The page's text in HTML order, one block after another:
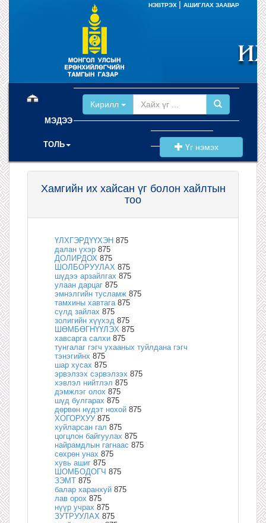
НЭВТРЭХ АШИГЛАХ ЗААВАР
МЭДЭЭ
ТОЛЬ
Кирилл
Үг нэмэх
Хамгийн их хайсан үг болон хайлтын
тоо
ҮЛХГЭРДҮҮХЭН 875
далан үхэр 875
ДОЛИРДОХ 875
ШОЛБОРУУЛАХ 875
шүдээ арзайлгах 875
улаан дарцаг 875
эмнэлгийн тусламж 875
тамхины хавтага 875
сүлд зайлах 875
золигийн хүүхэд 875
ШӨМБӨГНҮҮЛЭХ 875
хавсарга салхи 875
тунгалаг гэгч ухааных туйлдана гэгч
тэнэгийнх 875
шар хусах 875
эрвэлзэх сэрвэлзэх 875
хэвлэл нийтлэл 875
дэмжлэг олох 875
шүд булгарах 875
дөрвөн нүдэт нохой 875
ХОГОРХУУ 875
хуйларсан гал 875
цогцлон байгуулах 875
найрамдлын гагнаас 875
сөхрөн унах 875
хувь ашиг 875
ШОМБОДОГЧ 875
ЗЭМТ 875
балар харанхуй 875
лав орох 875
нүүр учрах 875
ЗУТРУУЛАХ 875